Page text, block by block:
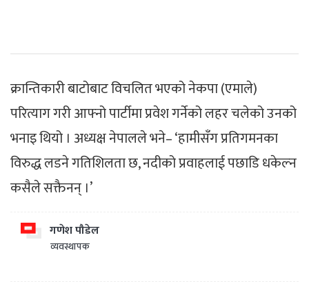
क्रान्तिकारी बाटोबाट विचलित भएको नेकपा (एमाले)
परित्याग गरी आफ्नो पार्टीमा प्रवेश गर्नेको लहर चलेको उनको
भनाइ थियो । अध्यक्ष नेपालले भने– ‘हामीसँग प्रतिगमनका
विरुद्ध लडने गतिशिलता छ, नदीको प्रवाहलाई पछाडि धकेल्न
कसैले सक्तैनन् ।’
गणेश पौडेल
व्यवस्थापक